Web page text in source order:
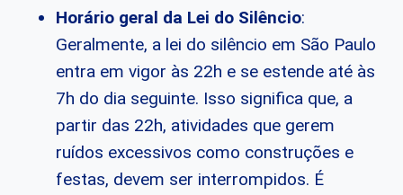
Horário geral da Lei do Silêncio:
Geralmente, a lei do silêncio em São Paulo
entra em vigor às 22h e se estende até às
7h do dia seguinte. Isso significa que, a
partir das 22h, atividades que gerem
ruídos excessivos como construções e
festas, devem ser interrompidos. É